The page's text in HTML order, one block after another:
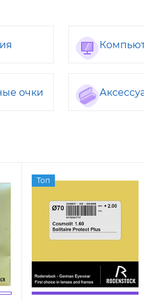
очки
Топ